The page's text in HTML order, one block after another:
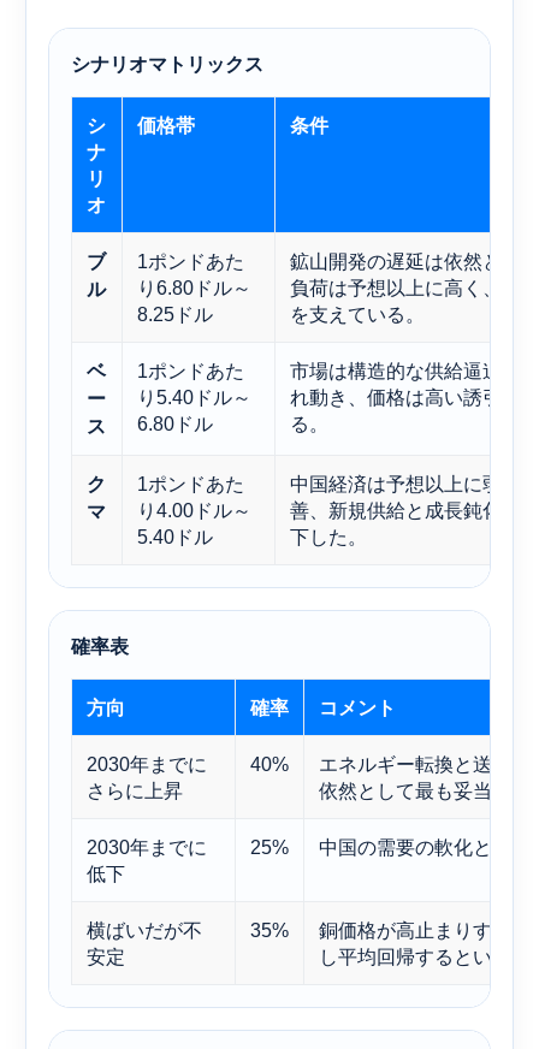
シナリオマトリックス
シ
ナ
リ
オ
価格帯 条件
ブ
ル
1ポンドあた
り6.80ドル～
8.25ドル
鉱山開発の遅延は依然とし
負荷は予想以上に高く、実
を支えている。
ベ
ー
ス
1ポンドあた
り5.40ドル～
6.80ドル
市場は構造的な供給逼迫と
れ動き、価格は高い誘引コ
る。
ク
マ
1ポンドあた
り4.00ドル～
5.40ドル
中国経済は予想以上に弱体
善、新規供給と成長鈍化に
下した。
確率表
方向 確率 コメント
2030年までに
さらに上昇
40%
エネルギー転換と送電
依然として最も妥当な方
2030年までに
低下
25% 中国の需要の軟化と予想
横ばいだが不
安定
35%
銅価格が高止まりするも
し平均回帰するという現